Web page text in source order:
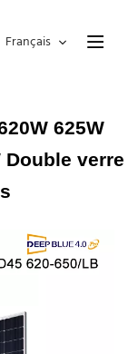
Français
625W
Double verre